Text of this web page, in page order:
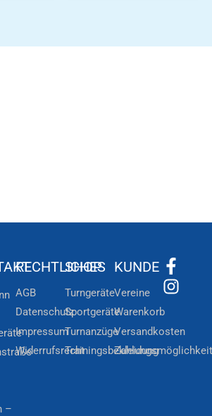
–
RECHTLICHES
AGB
Datenschutz
Impressum
Widerrufsrecht
SHOP
Turngeräte
Sportgeräte
Turnanzüge
Trainingsbekleidung
KUNDE
Vereine
Warenkorb
Versandkosten